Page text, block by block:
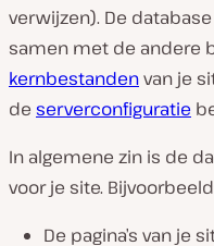
verwijzen). De
samen met de andere
kernbestandenvan je
de serverconfiguratie
In algemene zin is de
voor je site.
De pagina’s van je